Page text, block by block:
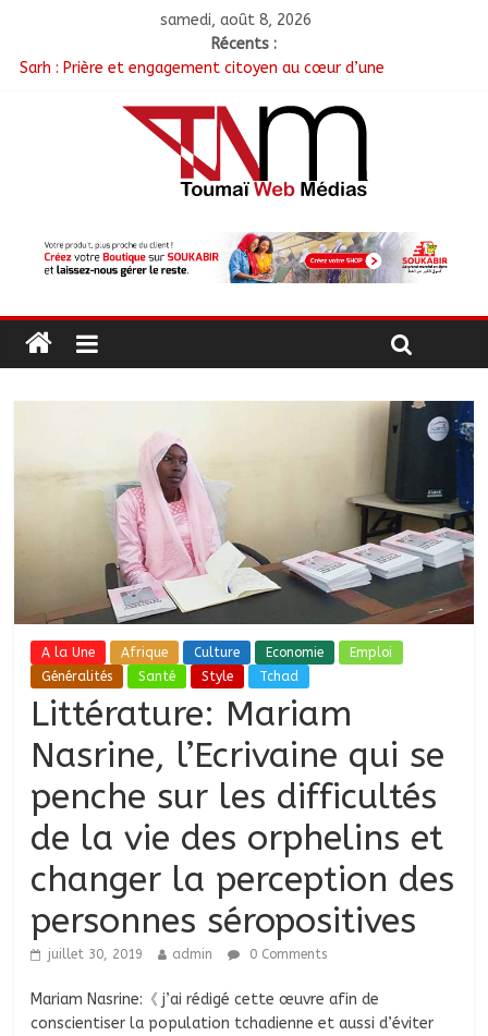
samedi, août 8, 2026
Récents :
Sarh : Prière et engagement citoyen au cœur d’une
Politique : Le RPC lance l’opération de dépôt des demandes de
أبشي: الرئيس الولائي للحزب الإصلاحي بولاية وداي يطالب الحكومة
بمعالجة أزمة المياه والوقود وغاز الطهي.
Toukra : La gare routière en pleine réhabilitation pour
améliorer la mobilité
A la Une Afrique Culture Economie
Emploi
Généralités
Santé Style Tchad
Littérature: Mariam
Nasrine, l’Ecrivaine qui se
penche sur les difficultés
de la vie des orphelins et
changer la perception des
personnes séropositives
juillet 30, 2019 admin 0 Comments
Mariam Nasrine:《 j’ai rédigé cette œuvre afin de
conscientiser la population tchadienne et aussi d’éviter